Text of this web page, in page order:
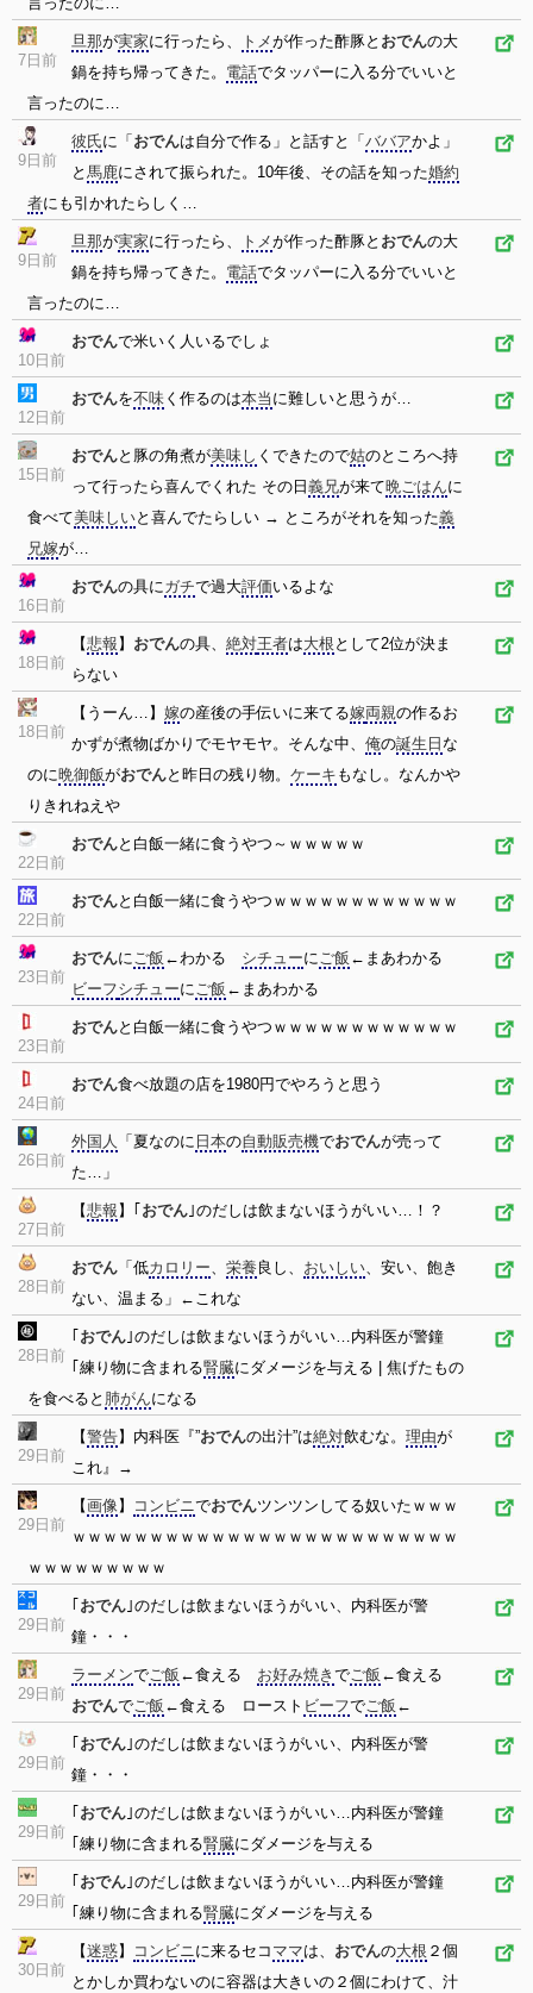
7日前
旦那が実家に行ったら、 トメが作った酢豚と おでんの大
鍋を持ち帰ってきた。 電話でタッパーに入る分でいいと
言ったのに…
9日前
彼氏に「 おでんは自分で作る」と話すと「 ババアかよ」
と 馬鹿にされて振られた。10年後、その話を知った婚約
者にも引かれたらしく…
9日前
旦那が実家に行ったら、 トメが作った酢豚と おでんの大
鍋を持ち帰ってきた。 電話でタッパーに入る分でいいと
言ったのに…
10日前
おでんで米いく人いるでしょ
12日前
おでんを不味 く作るのは本当 に難しいと思うが…
15日前
おでんと豚の角煮が美味し くできたので姑のところへ持
って行ったら喜んでくれた その日 義兄が来て晩ごはんに
食べて美味しいと喜んでたらしい → ところがそれを知った義
兄嫁が…
16日前
おでんの具にガチで過大評価いるよな
18日前
【悲報 】 おでんの具、 絶対王者は大根 として2位が決ま
らない
18日前
【うーん…】 嫁の産後の手伝いに来てる嫁両親の作るお
かずが煮物ばかりでモヤモヤ。そんな中、 俺の誕生日 な
のに晩御飯がおでんと昨日の残り物。 ケーキ もなし。なんかや
りきれねえや
22日前
おでんと白飯一緒に食うやつ～ｗｗｗｗｗ
22日前
おでんと白飯一緒に食うやつｗｗｗｗｗｗｗｗｗｗｗｗ
23日前
おでんにご飯 ←わかる シチューにご飯 ←まあわかる
ビーフシチューにご飯 ←まあわかる
23日前
おでんと白飯一緒に食うやつｗｗｗｗｗｗｗｗｗｗｗｗ
24日前
おでん食べ放題の店を1980円でやろうと思う
26日前
外国人 「夏なのに 日本の自動販売機でおでんが売って
た…」
27日前
【悲報 】｢ おでん ｣のだしは飲まないほうがいい…！？
28日前
おでん 「低カロリー、 栄養 良し、 おいしい、安い、飽き
ない、温まる」←これな
28日前
｢ おでん ｣のだしは飲まないほうがいい…内科医が警鐘
｢練り物に含まれる腎臓にダメージを与える | 焦げたもの
を食べると 肺がんになる
29日前
【警告】内科医『”おでんの出汁”は絶対飲むな。 理由が
これ』→
29日前
【画像】 コンビニでおでんツンツンしてる奴いたｗｗｗ
ｗｗｗｗｗｗｗｗｗｗｗｗｗｗｗｗｗｗｗｗｗｗｗｗｗ
ｗｗｗｗｗｗｗｗｗ
29日前
｢ おでん ｣のだしは飲まないほうがいい、内科医が警
鐘・・・
29日前
ラーメンでご飯 ←食える お好み焼き でご飯 ←食える
おでんでご飯 ←食える ロースト ビーフでご飯 ←
29日前
｢ おでん ｣のだしは飲まないほうがいい、内科医が警
鐘・・・
29日前
｢ おでん ｣のだしは飲まないほうがいい…内科医が警鐘
｢練り物に含まれる腎臓にダメージを与える
29日前
｢ おでん ｣のだしは飲まないほうがいい…内科医が警鐘
｢練り物に含まれる腎臓にダメージを与える
30日前
【迷惑】 コンビニに来るセコ ママは、 おでんの大根 ２個
とかしか買わないのに容器は大きいの２個にわけて、汁